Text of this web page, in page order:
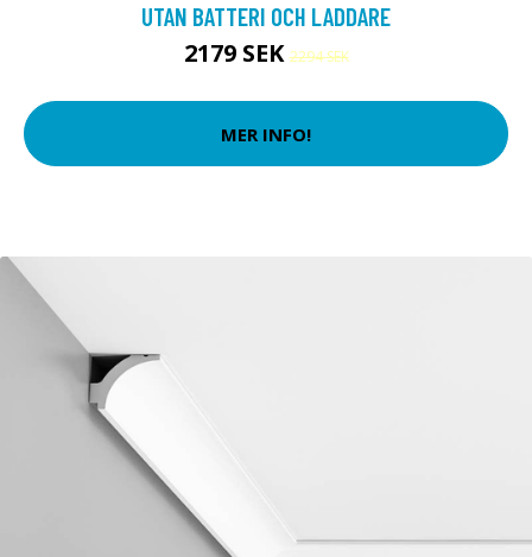
UTAN BATTERI OCH LADDARE
2179 SEK2294 SEK
MER INFO!